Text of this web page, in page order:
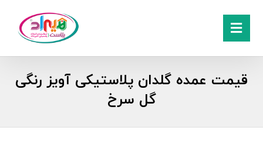
قیمت عمده گلدان پلاستیکی آویز رنگی
گل سرخ